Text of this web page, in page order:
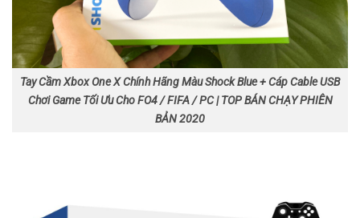
Tay Cầm Xbox One X Chính Hãng Màu Shock Blue + Cáp Cable USB
Chơi Game Tối Ưu Cho FO4 / FIFA / PC | TOP BÁN CHẠY PHIÊN
BẢN 2020